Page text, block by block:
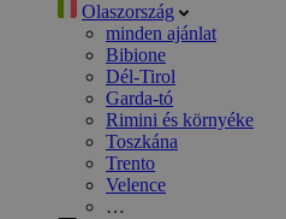
Olaszország
minden ajánlat
Bibione
Dél-Tirol
Garda-tó
Rimini és környéke
Toszkána
Trento
Velence
…